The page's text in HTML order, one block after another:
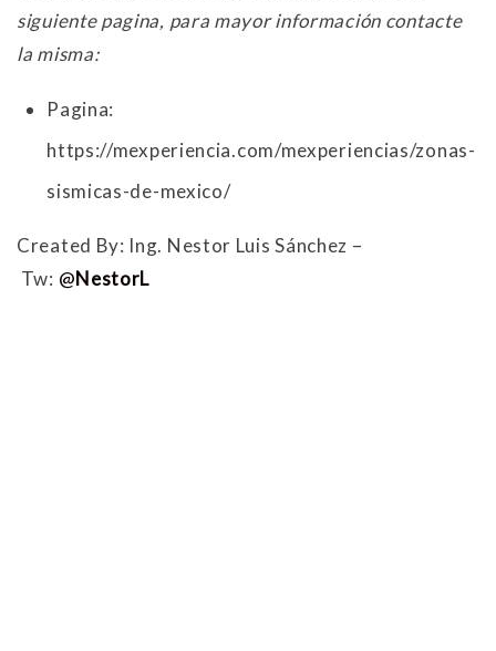
siguiente pagina, para mayor información contacte
la misma:
Pagina:
https://mexperiencia.com/mexperiencias/zonas-
sismicas-de-mexico/
Created By: Ing. Nestor Luis Sánchez –
Tw: @NestorL